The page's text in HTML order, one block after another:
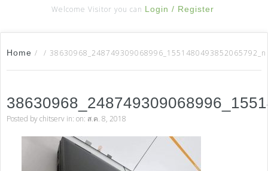
Welcome Visitor you can Login / Register
Home / / 38630968_248749309068996_1551480493852065792_n
Posted bychitserv in: on: ส.ค. 8, 2018